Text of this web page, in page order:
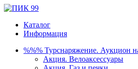
Каталог
Информация
%%% Турснаряжение. Аукцион
Акция. Велоаксессуары